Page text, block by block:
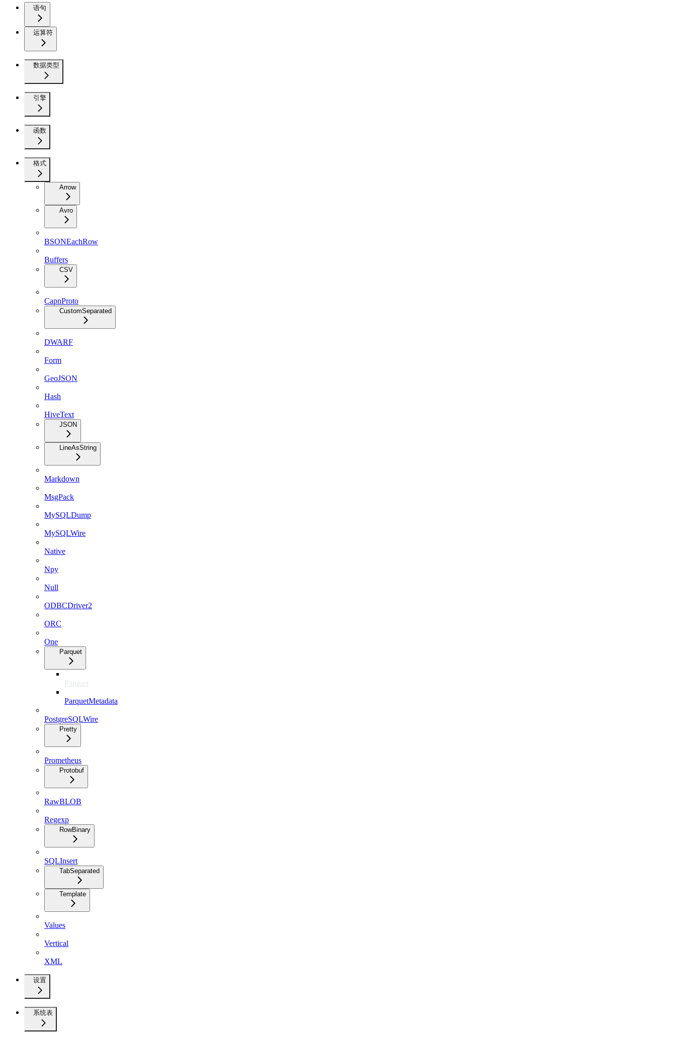
语句
运算符
数据类型
引擎
函数
格式
Arrow
Avro
BSONEachRow
Buffers
CSV
CapnProto
CustomSeparated
DWARF
Form
GeoJSON
Hash
HiveText
JSON
LineAsString
Markdown
MsgPack
MySQLDump
MySQLWire
Native
Npy
Null
ODBCDriver2
ORC
One
Parquet
Parquet
ParquetMetadata
PostgreSQLWire
Pretty
Prometheus
Protobuf
RawBLOB
Regexp
RowBinary
SQLInsert
TabSeparated
Template
Values
Vertical
XML
设置
系统表